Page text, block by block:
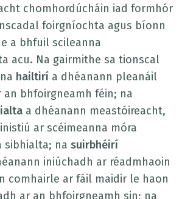
chomhordúcháin iad formhór
foirgníochta agus bíonn
a bhfuil scileanna
acu. Na gairmithe sa tionscal
hailtirí a dhéanann pleanáil
an bhfoirgneamh féin; na
a dhéanann meastóireacht,
ar scéimeanna móra
sibhialta; na suirbhéirí
iniúchadh ar réadmhaoin
comhairle ar fáil maidir le haon
ar an bhfoirgneamh sin; na